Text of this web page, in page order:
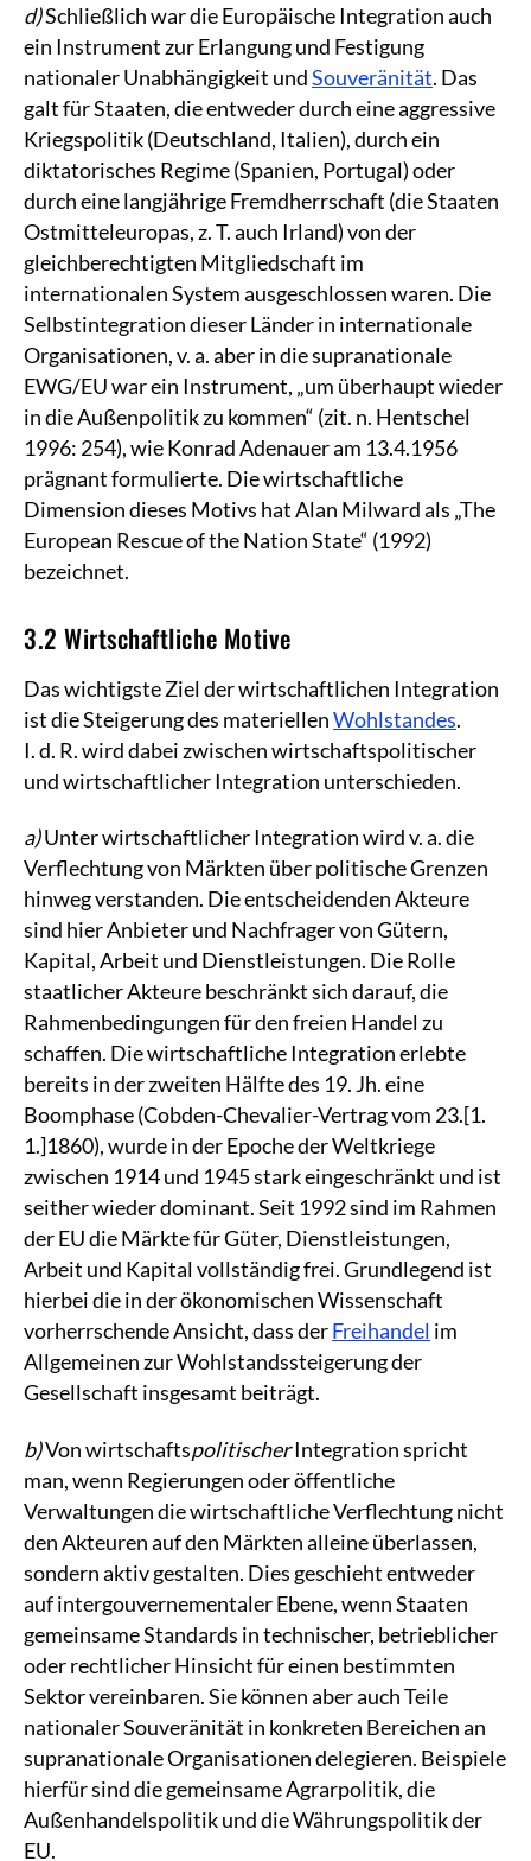
d)Schließlich war die Europäische Integration auch
ein Instrument zur Erlangung und Festigung
nationaler Unabhängigkeit undSouveränität. Das
galt für Staaten, die entweder durch eine aggressive
Kriegspolitik (Deutschland, Italien), durch ein
diktatorisches Regime (Spanien, Portugal) oder
durch eine langjährige Fremdherrschaft (die Staaten
Ostmitteleuropas, z. T. auch Irland) von der
gleichberechtigten Mitgliedschaft im
internationalen System ausgeschlossen waren. Die
Selbstintegration dieser Länder in internationale
Organisationen, v. a. aber in die supranationale
EWG/EU war ein Instrument, „um überhaupt wieder
in die Außenpolitik zu kommen“ (zit. n. Hentschel
1996: 254), wie Konrad Adenauer am 13.4.1956
prägnant formulierte. Die wirtschaftliche
Dimension dieses Motivs hat Alan Milward als „The
European Rescue of the Nation State“ (1992)
bezeichnet.
3.2 Wirtschaftliche Motive
Das wichtigste Ziel der wirtschaftlichen Integration
ist die Steigerung des materiellenWohlstandes.
I. d. R. wird dabei zwischen wirtschaftspolitischer
und wirtschaftlicher Integration unterschieden.
a)Unter wirtschaftlicher Integration wird v. a. die
Verflechtung von Märkten über politische Grenzen
hinweg verstanden. Die entscheidenden Akteure
sind hier Anbieter und Nachfrager von Gütern,
Kapital, Arbeit und Dienstleistungen. Die Rolle
staatlicher Akteure beschränkt sich darauf, die
Rahmenbedingungen für den freien Handel zu
schaffen. Die wirtschaftliche Integration erlebte
bereits in der zweiten Hälfte des 19. Jh. eine
Boomphase (Cobden-Chevalier-Vertrag vom 23.[1.
1.]1860), wurde in der Epoche der Weltkriege
zwischen 1914 und 1945 stark eingeschränkt und ist
seither wieder dominant. Seit 1992 sind im Rahmen
der EU die Märkte für Güter, Dienstleistungen,
Arbeit und Kapital vollständig frei. Grundlegend ist
hierbei die in der ökonomischen Wissenschaft
vorherrschende Ansicht, dass derFreihandel im
Allgemeinen zur Wohlstandssteigerung der
Gesellschaft insgesamt beiträgt.
b)Von wirtschaftspolitischerIntegration spricht
man, wenn Regierungen oder öffentliche
Verwaltungen die wirtschaftliche Verflechtung nicht
den Akteuren auf den Märkten alleine überlassen,
sondern aktiv gestalten. Dies geschieht entweder
auf intergouvernementaler Ebene, wenn Staaten
gemeinsame Standards in technischer, betrieblicher
oder rechtlicher Hinsicht für einen bestimmten
Sektor vereinbaren. Sie können aber auch Teile
nationaler Souveränität in konkreten Bereichen an
supranationale Organisationen delegieren. Beispiele
hierfür sind die gemeinsame Agrarpolitik, die
Außenhandelspolitik und die Währungspolitik der
EU.